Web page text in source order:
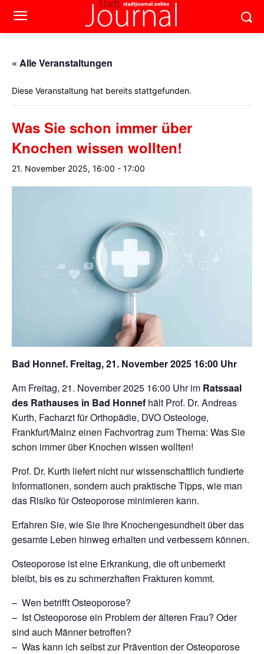
« Alle Veranstaltungen
Diese Veranstaltung hat bereits stattgefunden.
Was Sie schon immer über
Knochen wissen wollten!
21. November 2025, 16:00 - 17:00
Bad Honnef. Freitag, 21. November 2025 16:00 Uhr
Am Freitag, 21. November 2025 16:00 Uhr im Ratssaal
des Rathauses in Bad Honnef hält Prof. Dr. Andreas
Kurth, Facharzt für Orthopädie, DVO Osteologe,
Frankfurt/Mainz einen Fachvortrag zum Thema: Was Sie
schon immer über Knochen wissen wollten!
Prof. Dr. Kurth liefert nicht nur wissenschaftlich fundierte
Informationen, sondern auch praktische Tipps, wie man
das Risiko für Osteoporose minimieren kann.
Erfahren Sie, wie Sie Ihre Knochengesundheit über das
gesamte Leben hinweg erhalten und verbessern können.
Osteoporose ist eine Erkrankung, die oft unbemerkt
bleibt, bis es zu schmerzhaften Frakturen kommt.
– Wen betrifft Osteoporose?
– Ist Osteoporose ein Problem der älteren Frau? Oder
sind auch Männer betroffen?
– Was kann ich selbst zur Prävention der Osteoporose